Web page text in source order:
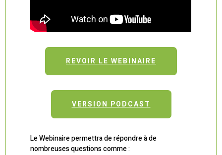
REVOIR LE WEBINAIRE
VERSION PODCAST
Le Webinaire permettra de répondre à de
nombreuses questions comme :